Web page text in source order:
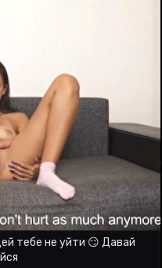
тебе не уйти 😏 Давай